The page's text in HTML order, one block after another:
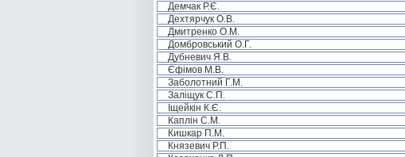
Демчак Р.Є.
Дехтярчук О.В.
Дмитренко О.М.
Домбровський О.Г.
Дубневич Я.В.
Єфімов М.В.
Заболотний Г.М.
Заліщук С.П.
Іщейкін К.Є.
Каплін С.М.
Кишкар П.М.
Князевич Р.П.